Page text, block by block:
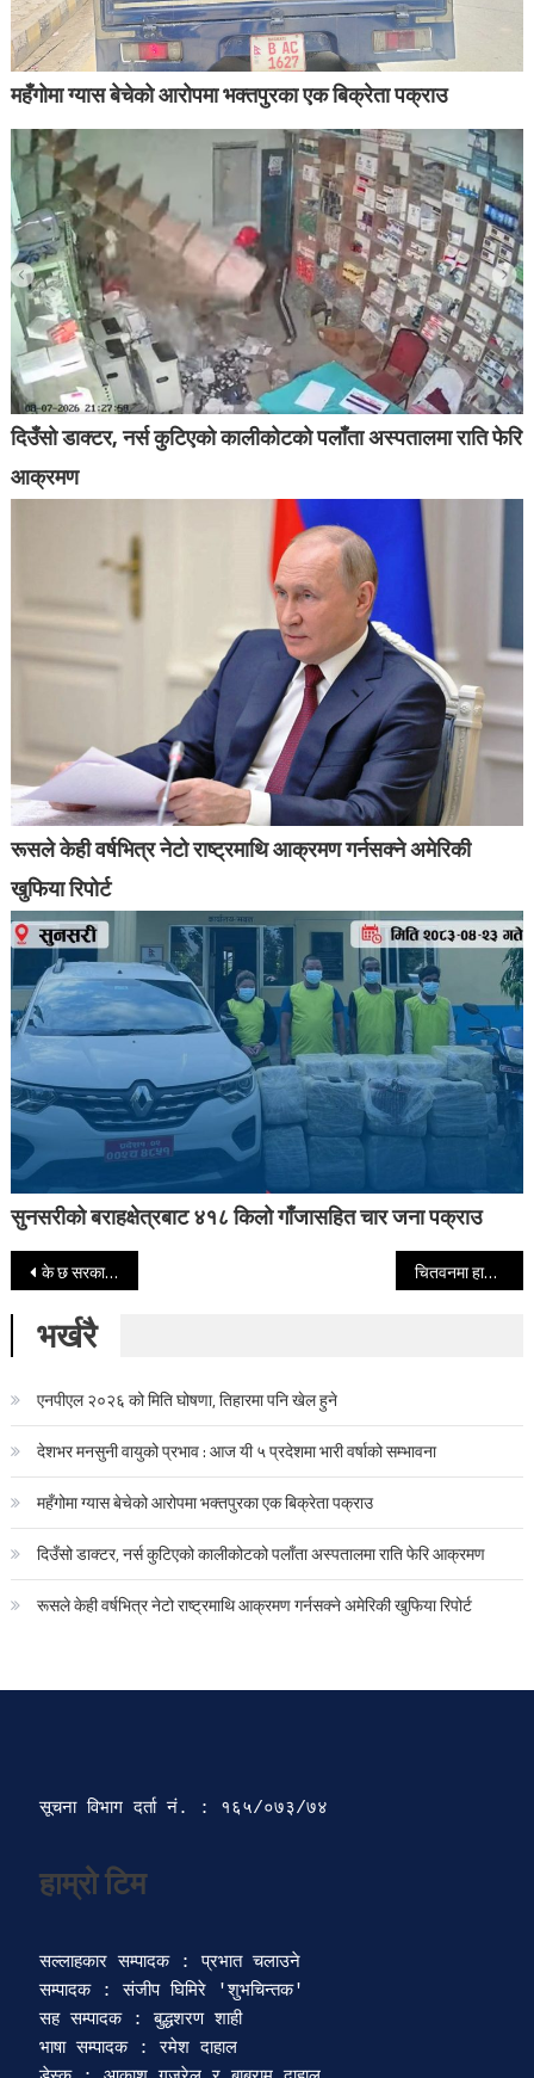
महँगोमा ग्यास बेचेको आरोपमा भक्तपुरका एक बिक्रेता पक्राउ
दिउँसो डाक्टर, नर्स कुटिएको कालीकोटको पलाँता अस्पतालमा राति फेरि
आक्रमण
रूसले केही वर्षभित्र नेटो राष्ट्रमाथि आक्रमण गर्नसक्ने अमेरिकी
खुफिया रिपोर्ट
सुनसरीको बराहक्षेत्रबाट ४१८ किलो गाँजासहित चार जना पक्राउ
Post navigation
के छ सरकारको सय दिने उपलब्धि ? पूर्णपाठसहित हेर्नुहोस् चितवनमा हात्तीको आक्रमणबाट आमा छोराको मृत्यु
भर्खरै
एनपीएल २०२६ को मिति घोषणा, तिहारमा पनि खेल हुने
देशभर मनसुनी वायुको प्रभाव : आज यी ५ प्रदेशमा भारी वर्षाको सम्भावना
महँगोमा ग्यास बेचेको आरोपमा भक्तपुरका एक बिक्रेता पक्राउ
दिउँसो डाक्टर, नर्स कुटिएको कालीकोटको पलाँता अस्पतालमा राति फेरि आक्रमण
रूसले केही वर्षभित्र नेटो राष्ट्रमाथि आक्रमण गर्नसक्ने अमेरिकी खुफिया रिपोर्ट
सूचना विभाग दर्ता‍ नं. : १६५/०७३/७४
हाम्रो टिम
सल्लाहकार सम्पादक : प्रभात चलाउने
सम्पादक : संजीप घिमिरे 'शुभचिन्तक'
सह सम्पादक : बुद्धशरण शाही
भाषा सम्पादक : रमेश दाहाल